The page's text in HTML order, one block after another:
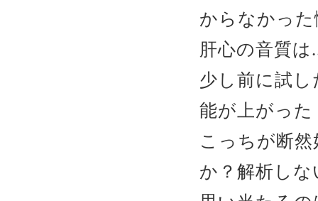
からなかっ
肝心の音質は
少し前に試し
能が上がった
こっちが断
か？解析しな